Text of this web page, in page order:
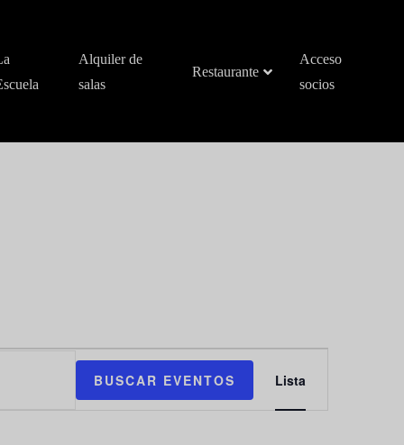
Alquiler de
salas
Restaurante
Acceso
socios
BUSCAR EVENTOS de
Lista